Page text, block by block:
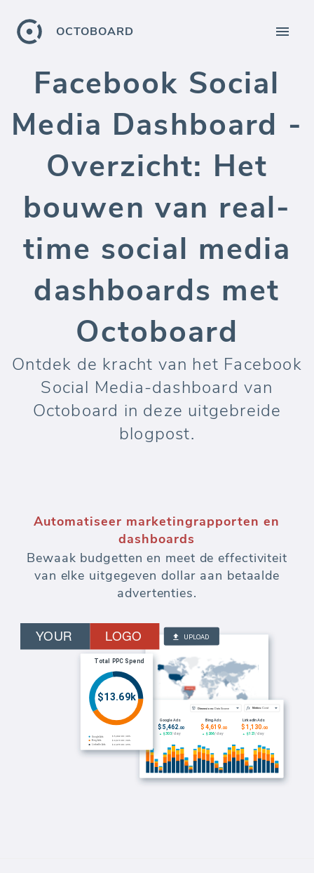
OCTOBOARD
Facebook Social
Media Dashboard -
Overzicht: Het
bouwen van real-
time social media
dashboards met
Octoboard
Ontdek de kracht van het Facebook
Social Media-dashboard van
Octoboard in deze uitgebreide
blogpost.
Automatiseer marketingrapporten en
dashboards
Bewaak budgetten en meet de effectiviteit
van elke uitgegeven dollar aan betaalde
advertenties.